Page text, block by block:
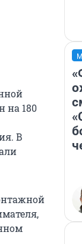
на 180
В